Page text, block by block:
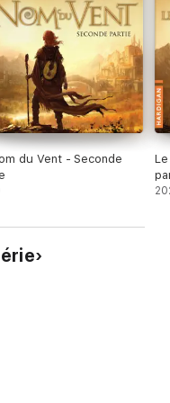
du Vent - Seconde